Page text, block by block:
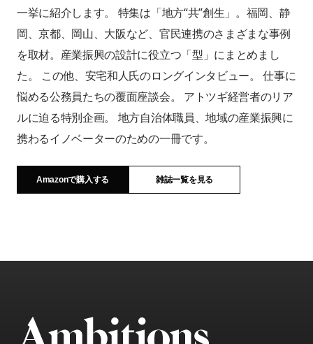
一挙に紹介します。 特集は「地方“共”創生」。福岡、静
岡、京都、岡山、大阪など、官民連携のさまざまな事例
を取材。産業振興の設計に役立つ「型」にまとめまし
た。 この他、安宅和人氏のロングインタビュー。 仕事に
悩める公務員たちの覆面座談会。 アトツギ経営者のリア
ルに迫る特別企画。 地方自治体職員、地域の産業振興に
携わるイノベーターのための一冊です。
Amazonで購入する 雑誌一覧を見る